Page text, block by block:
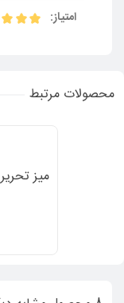
امتیاز:
محصولات مرتبط